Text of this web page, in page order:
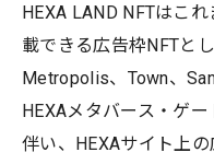
HEXA LAND NFTはこ
載できる広告枠NFTと
Metropolis、Town、
HEXAメタバース・ゲ
伴い、HEXAサイト上